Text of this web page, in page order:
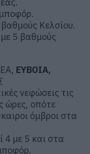
Κελσίου.
5 βαθμούς
ΕΥΒΟΙΑ,
νεφώσεις τις
ώρες, οπότε
όμβροι στα
4 με 5 και στα